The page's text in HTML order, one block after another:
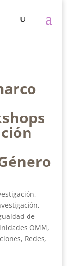
,
,
de
OMM,
, Redes,